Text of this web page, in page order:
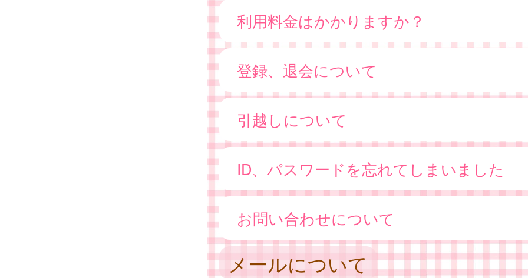
利用料金はかかりますか？
登録、退会について
引越しについて
ID、パスワードを忘れてしまいました
お問い合わせについて
メールについて